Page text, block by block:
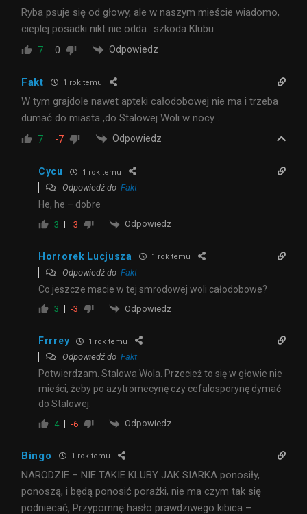
Ryba psuje się od głowy, ale w naszym mieście wiadomo,
cieplej posadki nikt nie odda.. szkoda Klubu
7 0 Odpowiedz
Fakt 1 rok temu
W tym grajdole nawet apteki całodobowej nie ma i trzeba
dumać do miasta ,do Stalowej Woli w nocy .
7 -7 Odpowiedz
Cycu 1 rok temu
Odpowiedź do Fakt
He, he – dobre
3 -3 Odpowiedz
Horrorek Lucjusza 1 rok temu
Odpowiedź do Fakt
Co jeszcze macie w tej smrodowej woli całodobowe?
3 -3 Odpowiedz
Frrrey 1 rok temu
Odpowiedź do Fakt
Potwierdzam. Stalowa Wola. Przecież to się w głowie nie
mieści, żeby po azytromecynę czy cefalosporynę dymać
do Stalowej.
4 -6 Odpowiedz
Bingo 1 rok temu
NARODZIE – NIE TAKIE KLUBY JAK SIARKA ponosiły,
ponoszą, i będą ponosić porażki, nie ma czym tak się
podniecać, Przypomnę hasło prawdziwego kibica –